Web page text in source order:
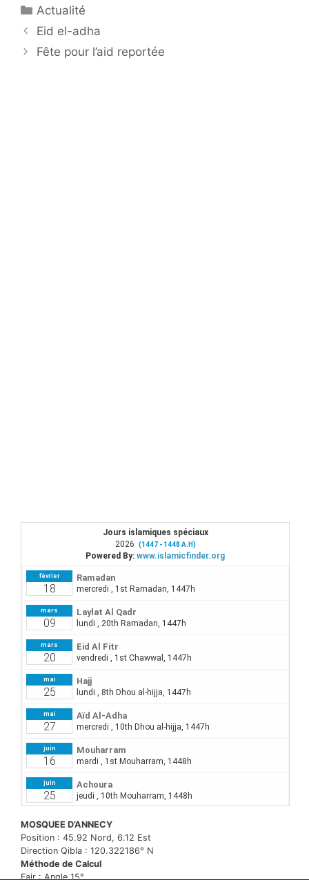
Catégories
Actualité
Navigation
des
Eid el-adha
Fête pour l’aid reportée
MOSQUEE D’ANNECY
Position : 45.92 Nord, 6.12 Est
Direction Qibla : 120.322186° N
Méthode de Calcul
Fajr : Angle 15°